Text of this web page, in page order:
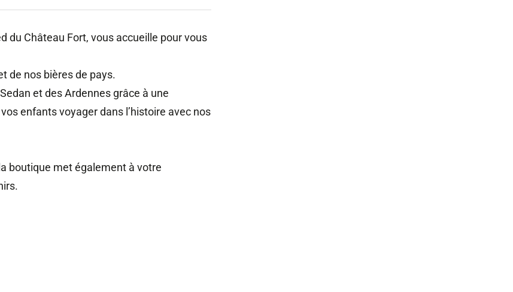
du Château Fort, vous accueille pour vous
de nos bières de pays.
et des Ardennes grâce à une
enfants voyager dans l’histoire avec nos
boutique met également à votre